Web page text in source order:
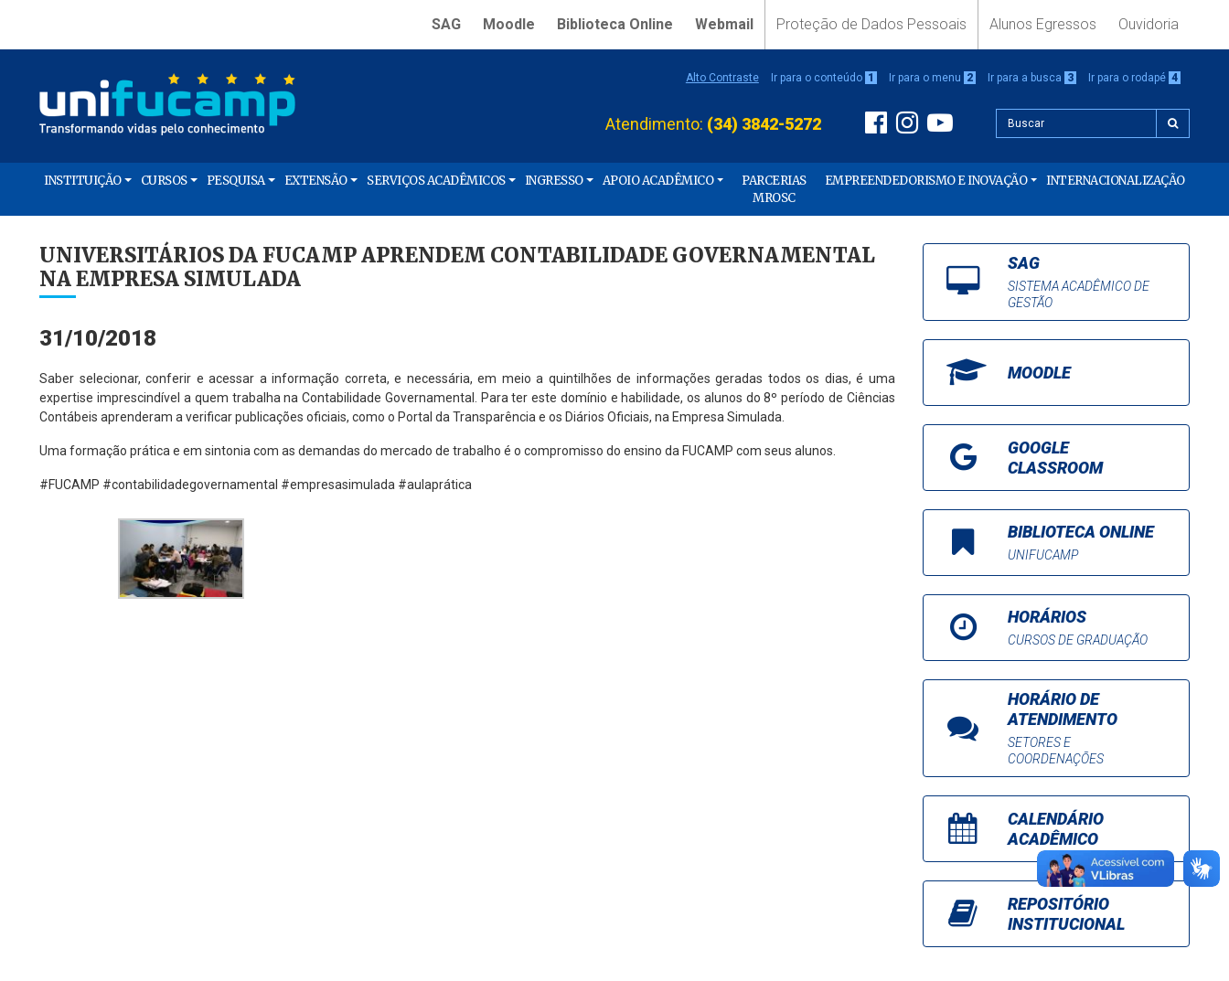
SAG Moodle Biblioteca Online Webmail Proteção de Dados Pessoais Alunos Egressos Ouvidoria
Alto Contraste Ir para o conteúdo 1 Ir para o menu 2 Ir para a busca 3 Ir para o rodapé 4
Atendimento: (34) 3842-5272
INSTITUIÇÃO CURSOS PESQUISA EXTENSÃO SERVIÇOS ACADÊMICOS INGRESSO APOIO ACADÊMICO
PARCERIAS
MROSC
EMPREENDEDORISMO E INOVAÇÃO INTERNACIONALIZAÇÃO
UNIVERSITÁRIOS DA FUCAMP APRENDEM CONTABILIDADE GOVERNAMENTAL
NA EMPRESA SIMULADA
31/10/2018
Saber selecionar, conferir e acessar a informação correta, e necessária, em meio a quintilhões de informações geradas todos os dias, é uma
expertise imprescindível a quem trabalha na Contabilidade Governamental. Para ter este domínio e habilidade, os alunos do 8º período de Ciências
Contábeis aprenderam a verificar publicações oficiais, como o Portal da Transparência e os Diários Oficiais, na Empresa Simulada.
Uma formação prática e em sintonia com as demandas do mercado de trabalho é o compromisso do ensino da FUCAMP com seus alunos.
#FUCAMP #contabilidadegovernamental #empresasimulada #aulaprática
SAG
SISTEMA ACADÊMICO DE
GESTÃO
MOODLE
GOOGLE
CLASSROOM
BIBLIOTECA ONLINE
UNIFUCAMP
HORÁRIOS
CURSOS DE GRADUAÇÃO
HORÁRIO DE
ATENDIMENTO
SETORES E
COORDENAÇÕES
CALENDÁRIO
ACADÊMICO
REPOSITÓRIO
INSTITUCIONAL